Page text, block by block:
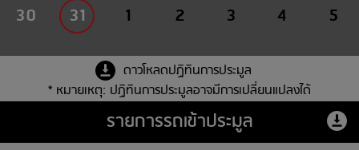
30 31 1 2 3 4 5
ดาวโหลดปฏิทินการประมูล
* หมายเหตุ: ปฏิทินการประมูลอาจมีการเปลี่ยนแปลงได้
รายการรถเข้าประมูล